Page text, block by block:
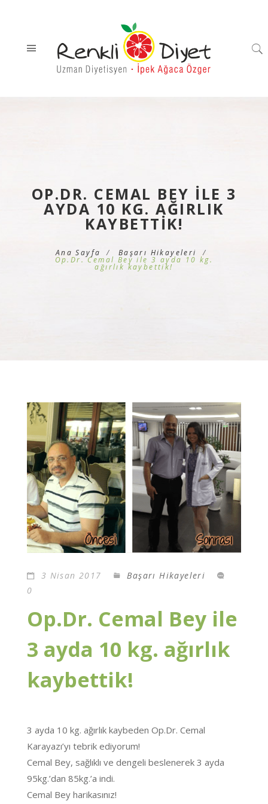
OP.DR. CEMAL BEY ILE 3
AYDA 10 KG. AĞIRLIK
KAYBETTIK!
Ana Sayfa Başarı Hikayeleri
Op.Dr. Cemal Bey ile 3 ayda 10 kg.
ağırlık kaybettik!
3 Nisan 2017
Başarı Hikayeleri
0
Op.Dr. Cemal Bey ile
3 ayda 10 kg. ağırlık
kaybettik!
3 ayda 10 kg. ağırlık kaybeden Op.Dr. Cemal
Karayazı’yı tebrik ediyorum!
Cemal Bey, sağlıklı ve dengeli beslenerek 3 ayda
95kg.’dan 85kg.’a indi.
Cemal Bey harikasınız!